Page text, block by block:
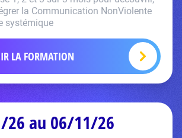
la Communication NonViolente
systémique
LA FORMATION
26 au 06/11/26